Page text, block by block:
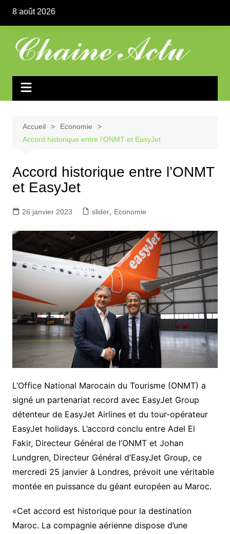
contenu
8 août 2026
Accueil
Economie
Accord historique entre l’ONMT et EasyJet
Accord historique entre l’ONMT
et EasyJet
26 janvier 2023 slider, Economie
L’Office National Marocain du Tourisme (ONMT) a
signé un partenariat record avec EasyJet Group
détenteur de EasyJet Airlines et du tour-opérateur
EasyJet holidays. L’accord conclu entre Adel El
Fakir, Directeur Général de l’ONMT et Johan
Lundgren, Directeur Général d’EasyJet Group, ce
mercredi 25 janvier à Londres, prévoit une véritable
montée en puissance du géant européen au Maroc.
«Cet accord est historique pour la destination
Maroc. La compagnie aérienne dispose d’une